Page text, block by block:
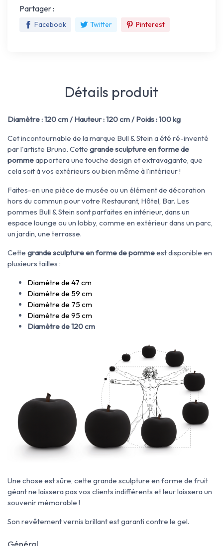
Partager :
Facebook Twitter Pinterest
Détails produit
Diamètre : 120 cm / Hauteur : 120 cm / Poids : 100 kg
Cet incontournable de la marque Bull & Stein a été ré-inventé
par l'artiste Bruno. Cette grande sculpture en forme de
pommeapportera une touche design et extravagante, que
cela soit à vos extérieurs ou bien même à l’intérieur !
Faites-en une pièce de musée ou un élément de décoration
hors du commun pour votre Restaurant, Hôtel, Bar. Les
pommes Bull & Stein sont parfaites en intérieur, dans un
espace lounge ou un lobby, comme en extérieur dans un parc,
un jardin, une terrasse.
Cette grande sculpture en forme de pommeest disponible en
plusieurs tailles :
Diamètre de 47 cm
Diamètre de 59 cm
Diamètre de 75 cm
Diamètre de 95 cm
Diamètre de 120 cm
Une chose est sûre, cette grande sculpture en forme de fruit
géant ne laissera pas vos clients indifférents et leur laissera un
souvenir mémorable !
Son revêtement vernis brillant est garanti contre le gel.
Général